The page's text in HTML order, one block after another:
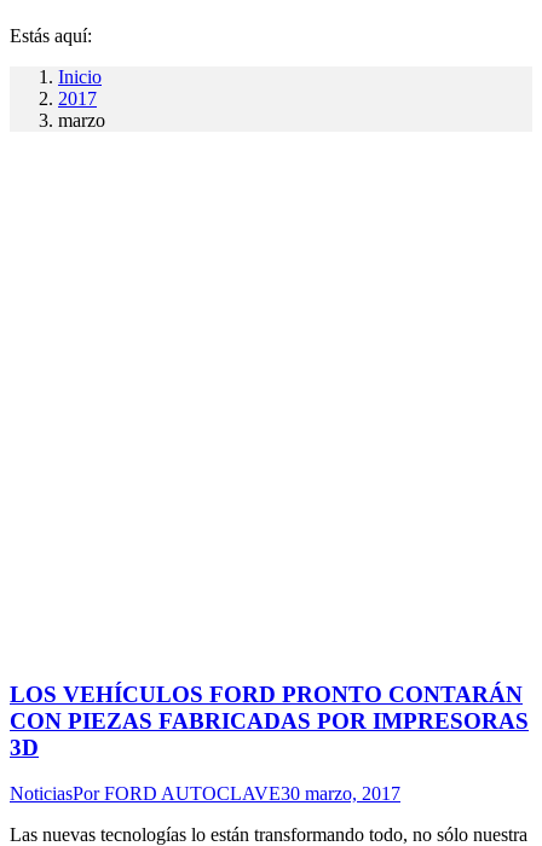
Estás aquí:
Inicio
2017
marzo
LOS VEHÍCULOS FORD PRONTO CONTARÁN
CON PIEZAS FABRICADAS POR IMPRESORAS
3D
NoticiasPorFORD AUTOCLAVE30 marzo, 2017
Las nuevas tecnologías lo están transformando todo, no sólo nuestra